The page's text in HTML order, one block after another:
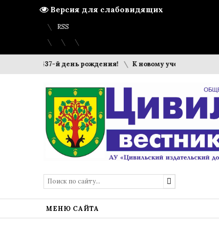
Версия для слабовидящих
Вход Регистрация
Карта сайта
RSS
437-й день рождения! К новому учебному году
МЕНЮ САЙТА